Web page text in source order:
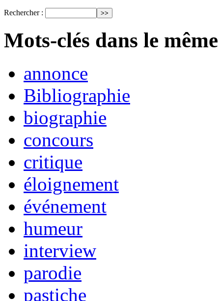
Rechercher :
Mots-clés dans le
annonce
Bibliographie
biographie
concours
critique
éloignement
événement
humeur
interview
parodie
pastiche